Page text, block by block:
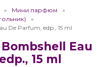
Мини парфюм
De Parfum, edp., 15 ml
Eau
15 ml